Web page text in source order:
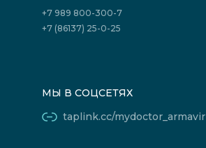
+7 989 800-300-7
+7 (86137) 25-0-25
МЫ В СОЦСЕТЯХ
taplink.cc/mydoctor_armavir